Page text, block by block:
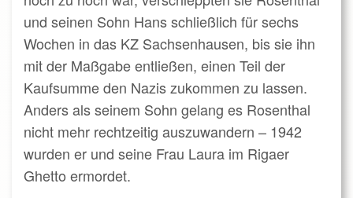
und seinen Sohn Hans schließlich für sechs
Wochen in das KZ Sachsenhausen, bis sie ihn
mit der Maßgabe entließen, einen Teil der
Kaufsumme den Nazis zukommen zu lassen.
Anders als seinem Sohn gelang es Rosenthal
nicht mehr rechtzeitig auszuwandern – 1942
wurden er und seine Frau Laura im Rigaer
Ghetto ermordet.